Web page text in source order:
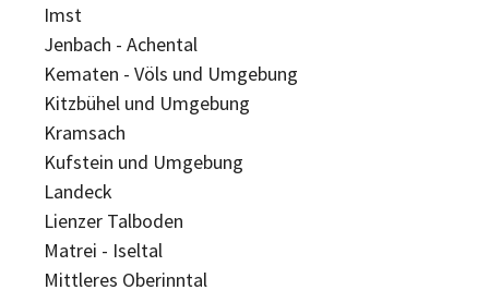
Imst
Jenbach - Achental
Kematen - Völs und Umgebung
Kitzbühel und Umgebung
Kramsach
Kufstein und Umgebung
Landeck
Lienzer Talboden
Matrei - Iseltal
Mittleres Oberinntal